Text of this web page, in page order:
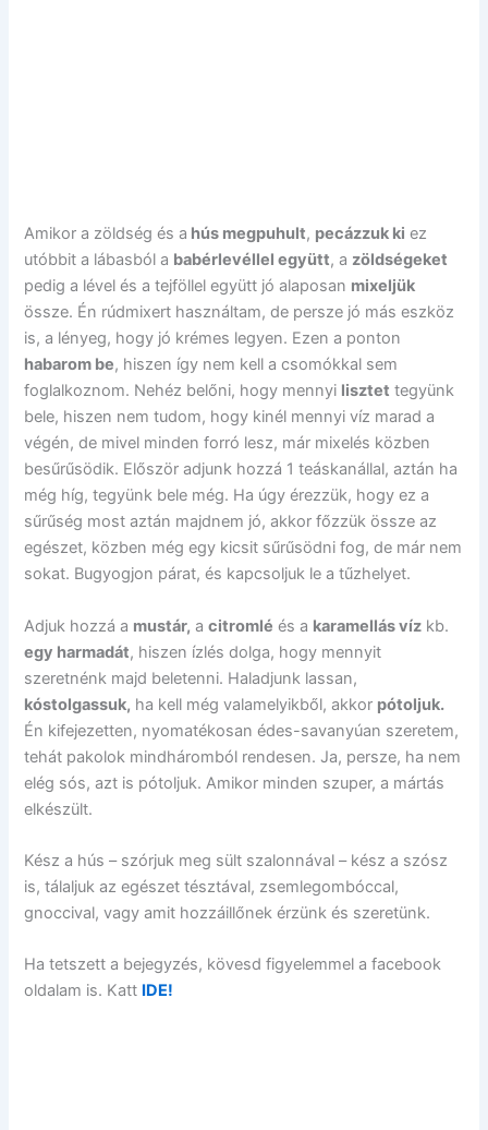
Amikor a zöldség és a hús megpuhult, pecázzuk ki ez
utóbbit a lábasból a babérlevéllel együtt, a zöldségeket
pedig a lével és a tejföllel együtt jó alaposan mixeljük
össze. Én rúdmixert használtam, de persze jó más eszköz
is, a lényeg, hogy jó krémes legyen. Ezen a ponton
habarom be, hiszen így nem kell a csomókkal sem
foglalkoznom. Nehéz belőni, hogy mennyi lisztet tegyünk
bele, hiszen nem tudom, hogy kinél mennyi víz marad a
végén, de mivel minden forró lesz, már mixelés közben
besűrűsödik. Először adjunk hozzá 1 teáskanállal, aztán ha
még híg, tegyünk bele még. Ha úgy érezzük, hogy ez a
sűrűség most aztán majdnem jó, akkor főzzük össze az
egészet, közben még egy kicsit sűrűsödni fog, de már nem
sokat. Bugyogjon párat, és kapcsoljuk le a tűzhelyet.
Adjuk hozzá a mustár, acitromlé és a karamellás víz kb.
egy harmadát, hiszen ízlés dolga, hogy mennyit
szeretnénk majd beletenni. Haladjunk lassan,
kóstolgassuk, ha kell még valamelyikből, akkor pótoljuk.
Én kifejezetten, nyomatékosan édes-savanyúan szeretem,
tehát pakolok mindháromból rendesen. Ja, persze, ha nem
elég sós, azt is pótoljuk. Amikor minden szuper, a mártás
elkészült.
Kész a hús – szórjuk meg sült szalonnával – kész a szósz
is, tálaljuk az egészet tésztával, zsemlegombóccal,
gnoccival, vagy amit hozzáillőnek érzünk és szeretünk.
Ha tetszett a bejegyzés, kövesd figyelemmel a facebook
oldalam is. Katt IDE!